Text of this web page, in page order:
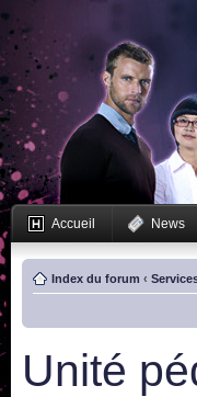
Accueil News
Index du forum ‹
Unité